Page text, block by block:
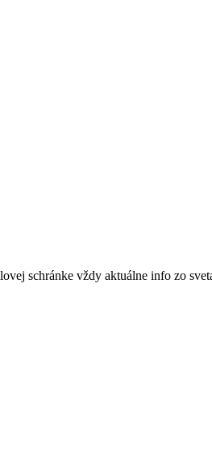
schránke vždy aktuálne info zo